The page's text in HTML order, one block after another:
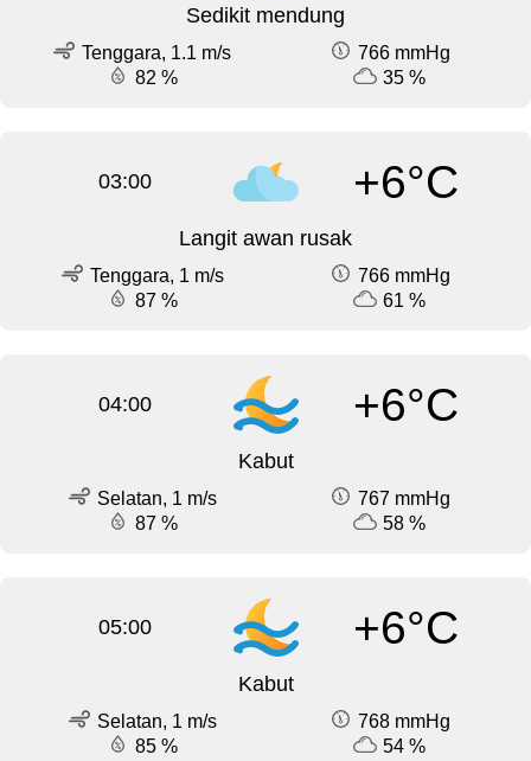
Sedikit mendung
Tenggara, 1.1 m/s
766 mmHg
82 %
35 %
03:00 +6°C
Langit awan rusak
Tenggara, 1 m/s
766 mmHg
87 %
61 %
04:00 +6°C
Kabut
Selatan, 1 m/s
767 mmHg
87 %
58 %
05:00 +6°C
Kabut
Selatan, 1 m/s
768 mmHg
85 %
54 %